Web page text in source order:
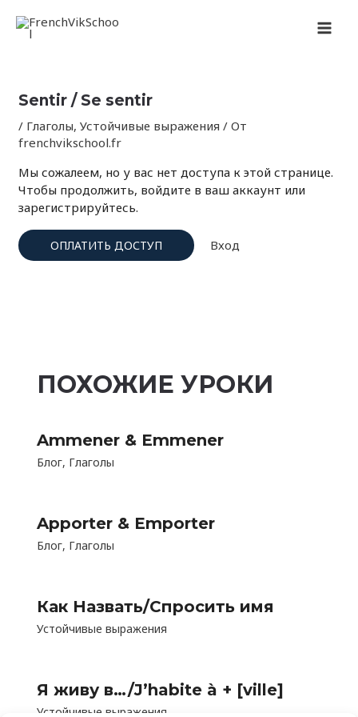
содержимому
Sentir / Se sentir
/ Глаголы,Устойчивые выражения / От
frenchvikschool.fr
Мы сожалеем, но у вас нет доступа к этой странице.
Чтобы продолжить, войдите в ваш аккаунт или
зарегистрируйтесь.
ОПЛАТИТЬ ДОСТУП Вход
по
записям
ПОХОЖИЕ УРОКИ
Ammener & Emmener
Блог, Глаголы
Apporter & Emporter
Блог, Глаголы
Как Назвать/Спросить имя
Устойчивые выражения
Я живу в…/J’habite à + [ville]
Устойчивые выражения